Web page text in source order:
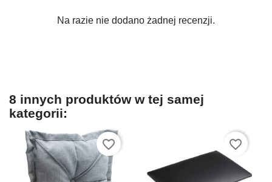
Na razie nie dodano żadnej recenzji.
8 innych produktów w tej samej
kategorii:
favorite_border favorite_border